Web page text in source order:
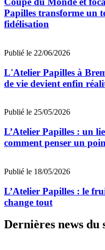
Papilles transforme un
fidélisation
Publié le 22/06/2026
L'Atelier Papilles à
de vie devient enfin
Publié le 25/05/2026
L’Atelier Papilles : un
comment penser un
Publié le 18/05/2026
L’Atelier Papilles : le
change tout
Dernières news du